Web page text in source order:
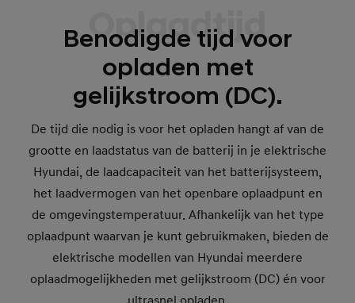
Oplaadtijd
Benodigde tijd voor
opladen met
gelijkstroom (DC).
De tijd die nodig is voor het opladen hangt af van de
grootte en laadstatus van de batterij in je elektrische
Hyundai, de laadcapaciteit van het batterijsysteem,
het laadvermogen van het openbare oplaadpunt en
de omgevingstemperatuur. Afhankelijk van het type
oplaadpunt waarvan je kunt gebruikmaken, bieden de
elektrische modellen van Hyundai meerdere
oplaadmogelijkheden met gelijkstroom (DC) én voor